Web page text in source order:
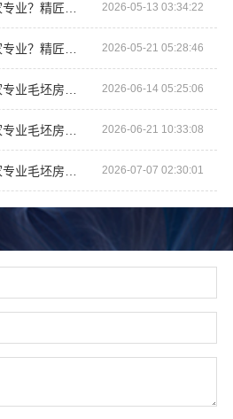
2026-05-13 03:34:22
2026-05-21 05:28:46
2026-06-14 05:25:06
2026-06-21 10:33:08
2026-07-07 02:30:01